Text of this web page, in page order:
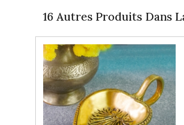
16 Autres Produits Dans